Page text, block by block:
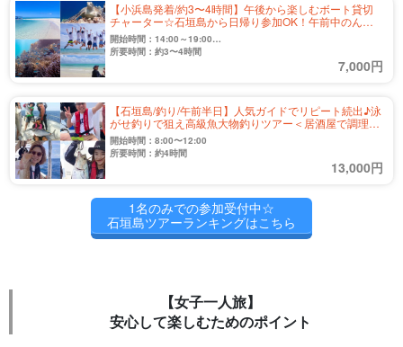
【小浜島発着/約3〜4時間】午後から楽しむボート貸切
チャーター☆石垣島から日帰り参加OK！午前中のんび
り♪家族・社員旅行にもおすすめ（No.659）
開始時間：14:00～19:00
※上記の時間内から約3〜4時間
所要時間：約3〜4時間
7,000円
【石垣島/釣り/午前半日】人気ガイドでリピート続出♪泳
がせ釣りで狙え高級魚大物釣りツアー＜居酒屋で調理可
能＆写真無料＞初心者やファミリー大歓迎！（No.558）
開始時間：8:00〜12:00
所要時間：約4時間
13,000円
1名のみでの参加受付中☆
石垣島ツアーランキングはこちら
【女子一人旅】
安心して楽しむためのポイント